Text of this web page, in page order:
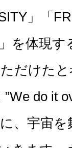
」「
」を体現
だけた
”We do it
、宇宙